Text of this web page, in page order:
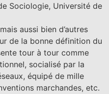
Sociologie, Université de
aussi bien d’autres
de la bonne définition du
tour à tour comme
socialisé par la
équipé de mille
marchandes, etc.